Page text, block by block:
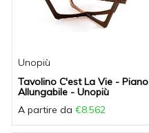
Unopiù
Tavolino C'est La Vie - Piano
Allungabile - Unopiù
A partire da €8.562